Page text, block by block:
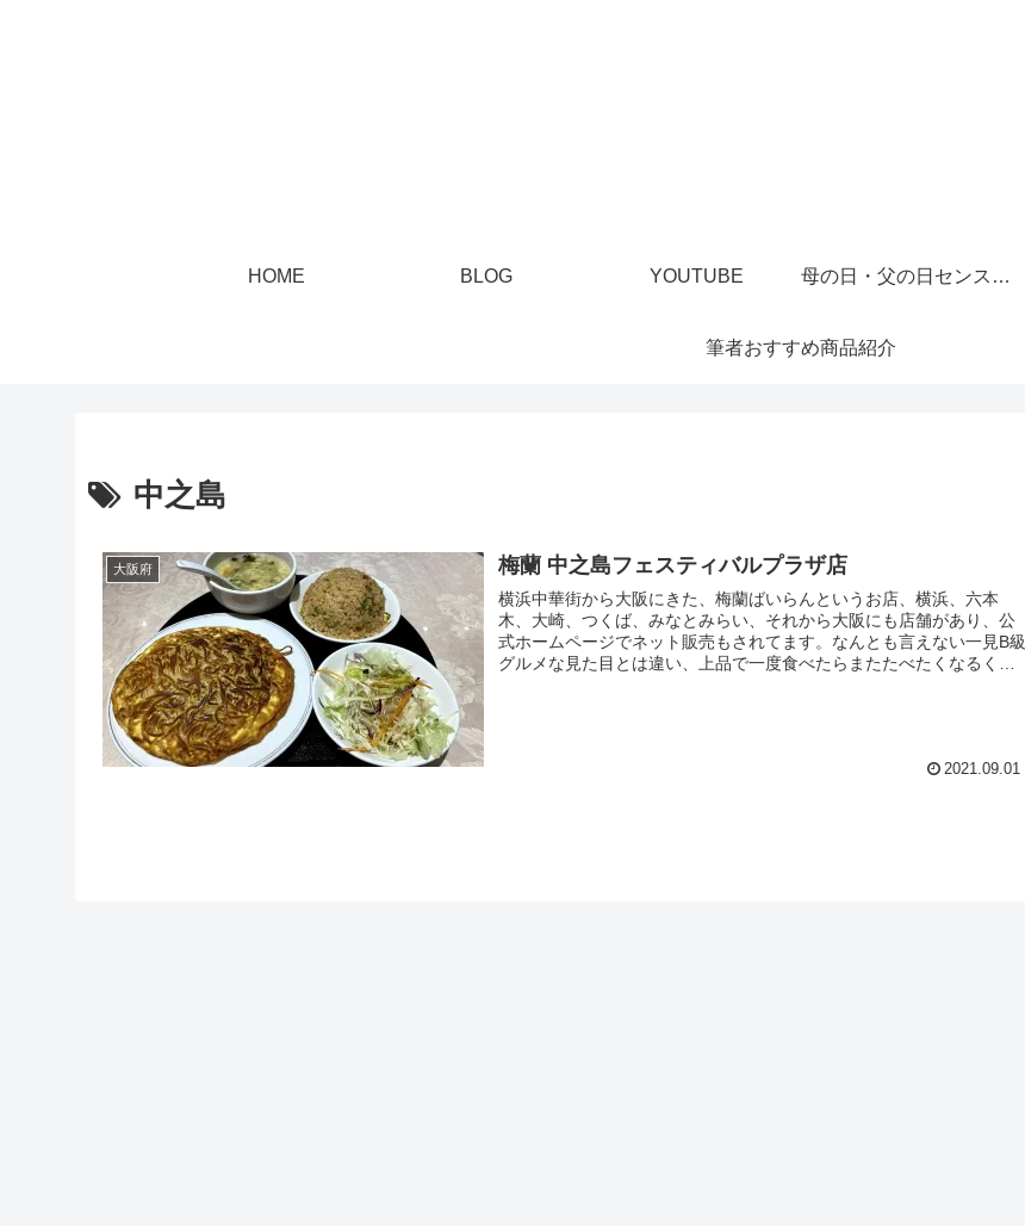
HOME BLOG YOUTUBE 母の日・父の日センスあるプレゼント
筆者おすすめ商品紹介
中之島
大阪府 梅蘭 中之島フェスティバルプラザ店
横浜中華街から大阪にきた、梅蘭ばいらんというお店、横浜、六本
木、大崎、つくば、みなとみらい、それから大阪にも店舗があり、公
式ホームページでネット販売もされてます。なんとも言えない一見B級
グルメな見た目とは違い、上品で一度食べたらまたたべたくなるくせ
2021.09.01